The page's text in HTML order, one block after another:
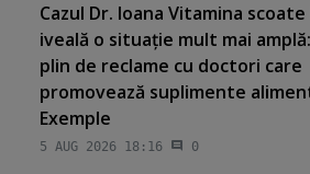
Cazul Dr. Ioana Vitamina scoate
iveală o situaţie mult mai
plin de reclame cu doctori care
promovează suplimente
Exemple
5 AUG 2026 18:16 0